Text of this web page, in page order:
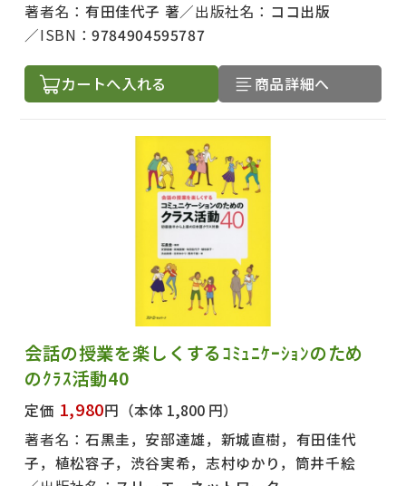
著者名： 有田佳代子 著 出版社名： ココ出版
ISBN：9784904595787
カートへ入れる 商品詳細へ
会話の授業を楽しくするｺﾐｭﾆｹｰｼｮﾝのため
のｸﾗｽ活動40
定価 1,980円 （本体 1,800 円）
著者名： 石黒圭，安部達雄，新城直樹，有田佳代
子，植松容子，渋谷実希，志村ゆかり，筒井千絵